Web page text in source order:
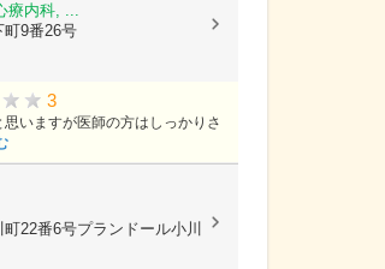
療内科, ...
町9番26号
3
いますが医師の方はしっかりさ
22番6号プランドール小川